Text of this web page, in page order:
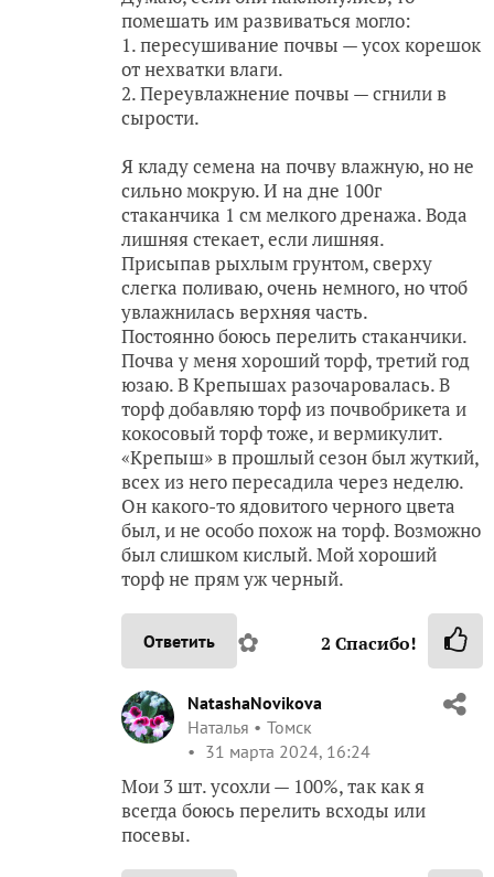
помешать им развиваться могло:
1. пересушивание почвы — усох корешок
от нехватки влаги.
2. Переувлажнение почвы — сгнили в
сырости.
Я кладу семена на почву влажную, но не
сильно мокрую. И на дне 100г
стаканчика 1 см мелкого дренажа. Вода
лишняя стекает, если лишняя.
Присыпав рыхлым грунтом, сверху
слегка поливаю, очень немного, но чтоб
увлажнилась верхняя часть.
Постоянно боюсь перелить стаканчики.
Почва у меня хороший торф, третий год
юзаю. В Крепышах разочаровалась. В
торф добавляю торф из почвобрикета и
кокосовый торф тоже, и вермикулит.
«Крепыш» в прошлый сезон был жуткий,
всех из него пересадила через неделю.
Он какого-то ядовитого черного цвета
был, и не особо похож на торф. Возможно
был слишком кислый. Мой хороший
торф не прям уж черный.
Ответить ✿ 2 Спасибо!
NatashaNovikova
Наталья
Томск
31 марта 2024, 16:24
Мои 3 шт. усохли — 100%, так как я
всегда боюсь перелить всходы или
посевы.